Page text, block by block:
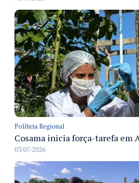
Políticia Regional
03/07/2026